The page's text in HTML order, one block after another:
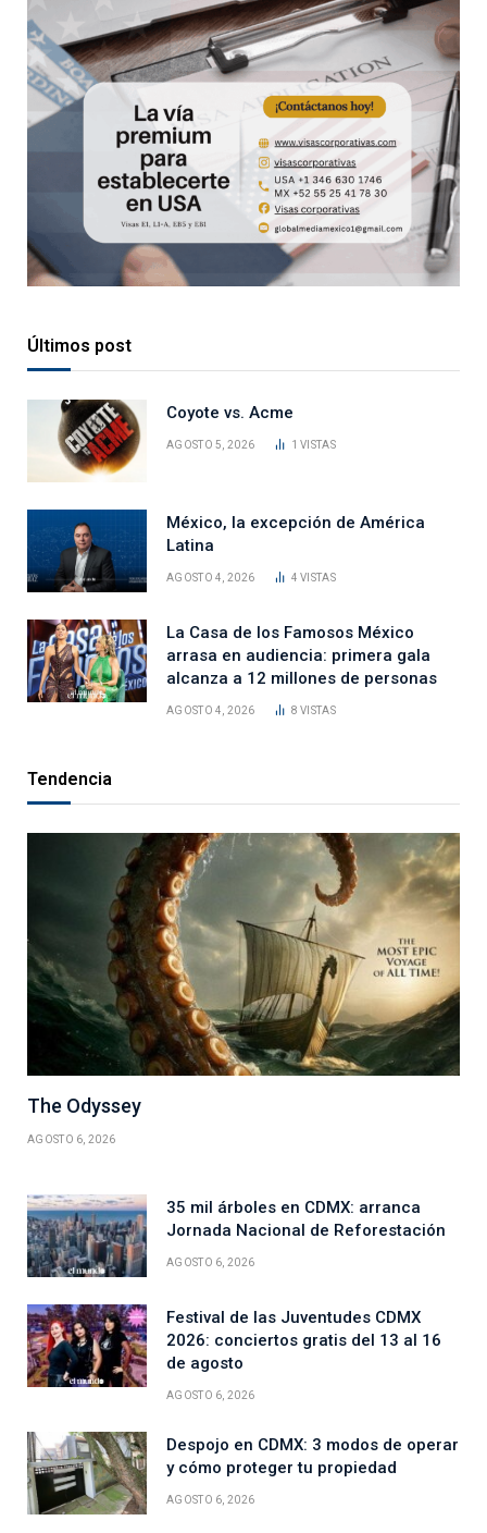
Últimos post
Coyote vs. Acme
AGOSTO 5, 2026 1VISTAS
México, la excepción de América
Latina
AGOSTO 4, 2026 4VISTAS
La Casa de los Famosos México
arrasa en audiencia: primera gala
alcanza a 12 millones de personas
AGOSTO 4, 2026 8VISTAS
Tendencia
The Odyssey
AGOSTO 6, 2026
35 mil árboles en CDMX: arranca
Jornada Nacional de Reforestación
AGOSTO 6, 2026
Festival de las Juventudes CDMX
2026: conciertos gratis del 13 al 16
de agosto
AGOSTO 6, 2026
Despojo en CDMX: 3 modos de operar
y cómo proteger tu propiedad
AGOSTO 6, 2026